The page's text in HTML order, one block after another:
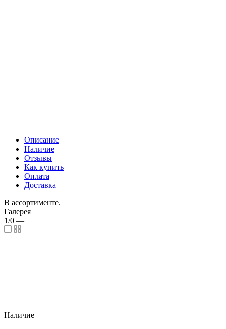
Описание
Наличие
Отзывы
Как купить
Оплата
Доставка
В ассортименте.
Галерея
1/0 —
Наличие